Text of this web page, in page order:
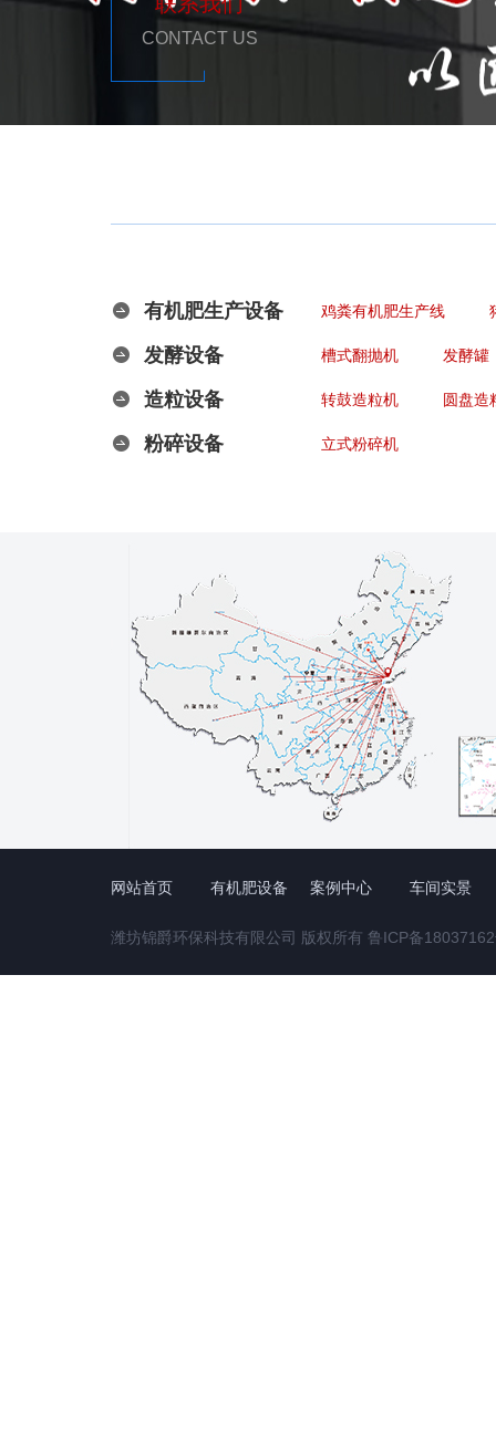
CONTACT US
有机肥生产设备 鸡粪有机肥生产线
发酵设备 槽式翻抛机 发酵罐
造粒设备 转鼓造粒机 圆盘造
粉碎设备 立式粉碎机
网站首页 有机肥设备 案例中心 车间实景
潍坊锦爵环保科技有限公司 版权所有 鲁ICP备